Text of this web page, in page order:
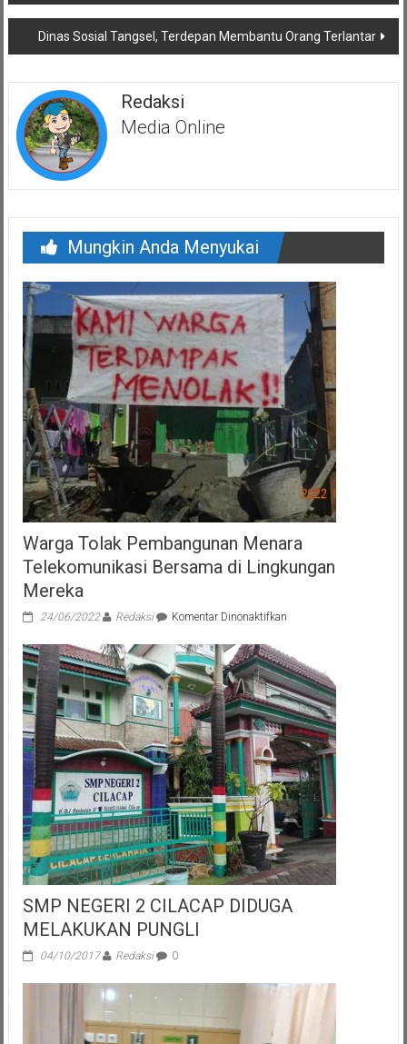
Dinas Sosial Tangsel, Terdepan Membantu Orang Terlantar
Redaksi
Media Online
Mungkin Anda Menyukai
Warga Tolak Pembangunan Menara
Telekomunikasi Bersama di Lingkungan
Mereka
24/06/2022 Redaksi Komentar Dinonaktifkanpada
Pembangunan
Menara
Telekomunikasi
Bersama
di
Lingkungan
Mereka
SMP NEGERI 2 CILACAP DIDUGA
MELAKUKAN PUNGLI
04/10/2017 Redaksi 0